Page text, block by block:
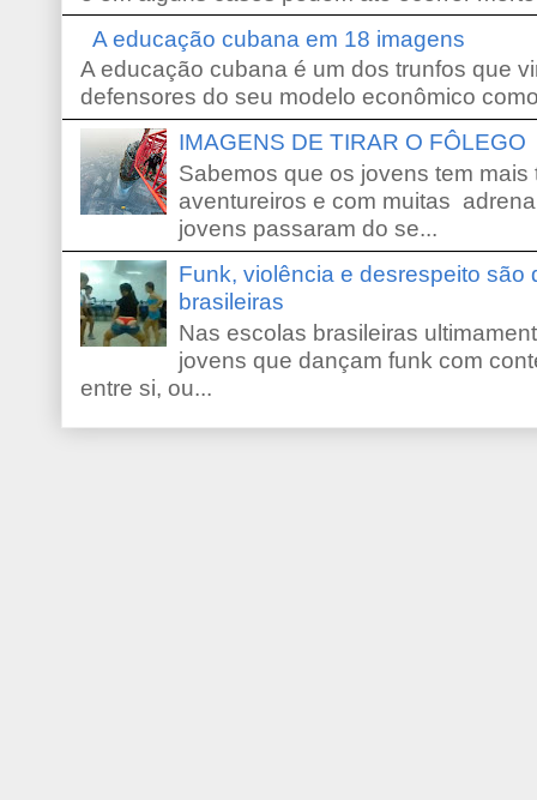
A educação cubana em 18 imagens
A educação cubana é um dos trunfos que
defensores do seu modelo econômico
IMAGENS DE TIRAR O FÔLEGO
Sabemos que os jovens tem
aventureiros e com muitas
jovens passaram do se...
Funk, violência e desrespeito são
brasileiras
Nas escolas brasileiras
jovens que dançam funk com
entre si, ou...